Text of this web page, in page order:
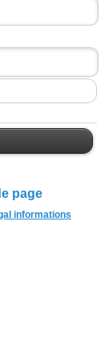
page
informations